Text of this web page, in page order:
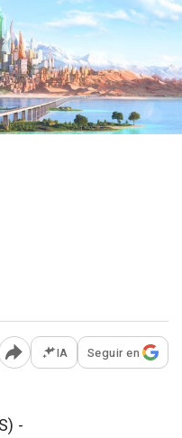
Abrir opciones para
IA Seguir en
-